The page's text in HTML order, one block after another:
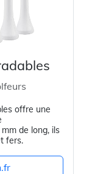
offre une
de long, ils
fers.